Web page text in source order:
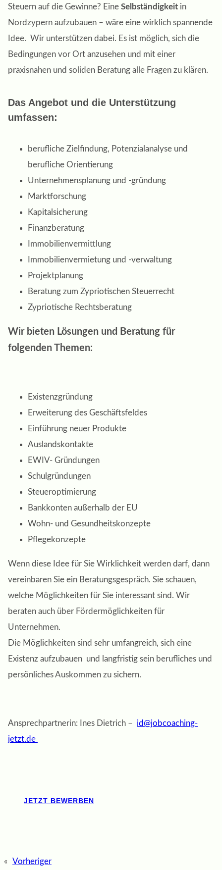
Steuern auf die Gewinne? Eine Selbständigkeit in
Nordzypern aufzubauen – wäre eine wirklich spannende
Idee. Wir unterstützen dabei. Es ist möglich, sich die
Bedingungen vor Ort anzusehen und mit einer
praxisnahen und soliden Beratung alle Fragen zu klären.
Das Angebot und die Unterstützung
umfassen:
berufliche Zielfindung, Potenzialanalyse und
berufliche Orientierung
Unternehmensplanung und -gründung
Marktforschung
Kapitalsicherung
Finanzberatung
Immobilienvermittlung
Immobilienvermietung und -verwaltung
Projektplanung
Beratung zum Zypriotischen Steuerrecht
Zypriotische Rechtsberatung
Wir bieten Lösungen und Beratung für
folgenden Themen:
Existenzgründung
Erweiterung des Geschäftsfeldes
Einführung neuer Produkte
Auslandskontakte
EWIV- Gründungen
Schulgründungen
Steueroptimierung
Bankkonten außerhalb der EU
Wohn- und Gesundheitskonzepte
Pflegekonzepte
Wenn diese Idee für Sie Wirklichkeit werden darf, dann
vereinbaren Sie ein Beratungsgespräch. Sie schauen,
welche Möglichkeiten für Sie interessant sind. Wir
beraten auch über Fördermöglichkeiten für
Unternehmen.
Die Möglichkeiten sind sehr umfangreich, sich eine
Existenz aufzubauen und langfristig sein berufliches und
persönliches Auskommen zu sichern.
Ansprechpartnerin: Ines Dietrich – id@jobcoaching-
jetzt.de
JETZT BEWERBEN
«
Vorheriger